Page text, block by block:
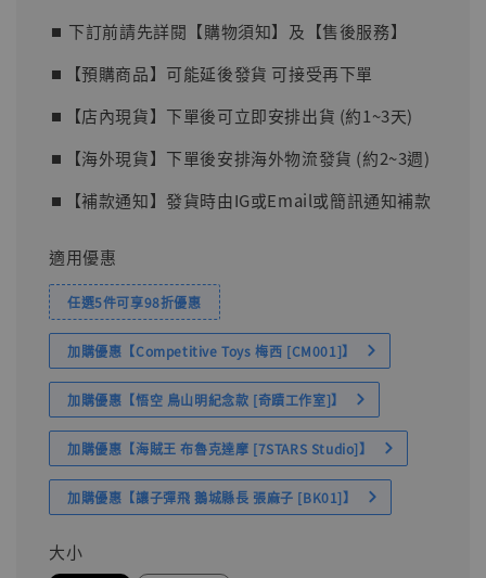
⏹︎ 下訂前請先詳閱【購物須知】及【售後服務】
⏹︎【預購商品】可能延後發貨 可接受再下單
⏹︎【店內現貨】下單後可立即安排出貨 (約1~3天)
⏹︎【海外現貨】下單後安排海外物流發貨 (約2~3週)
⏹︎【補款通知】發貨時由IG或Email或簡訊通知補款
適用優惠
任選5件可享98折優惠
加購優惠【Competitive Toys 梅西 [CM001]】
加購優惠【悟空 鳥山明紀念款 [奇蹟工作室]】
加購優惠【海賊王 布魯克達摩 [7STARS Studio]】
加購優惠【讓子彈飛 鵝城縣長 張麻子 [BK01]】
大小